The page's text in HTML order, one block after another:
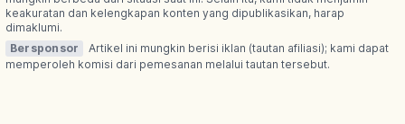
keakuratan dan kelengkapan konten yang dipublikasikan, harap
dimaklumi.
Bersponsor
Artikel ini mungkin berisi iklan (tautan afiliasi); kami dapat
memperoleh komisi dari pemesanan melalui tautan tersebut.